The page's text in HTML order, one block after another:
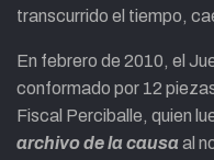
transcurrido el tiempo,
En febrero de 2010, el
conformado por 12
Fiscal Perciballe, quien
archivo de la causaal